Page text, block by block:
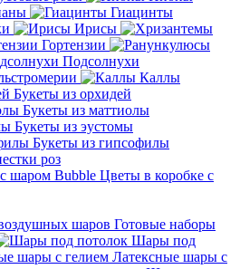
Гиацинты
Ирисы
Гортензии
Подсолнухи
Каллы
Букеты из орхидей
Букеты из маттиолы
Букеты из эустомы
Букеты из гипсофилы
роз
Цветы в коробке с
Готовые наборы
Шары под
Латексные шары с